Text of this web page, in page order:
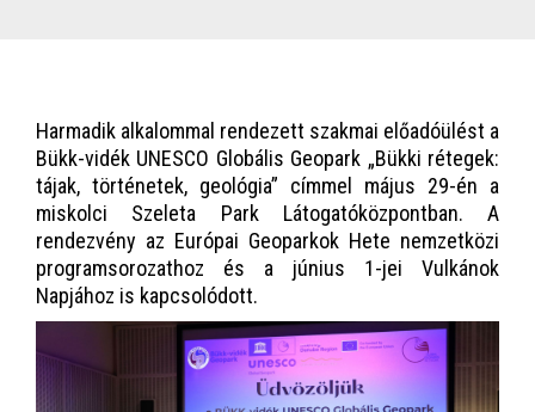
Harmadik alkalommal rendezett szakmai előadóülést a
Bükk-vidék UNESCO Globális Geopark „Bükki rétegek:
tájak, történetek, geológia” címmel május 29-én a
miskolci Szeleta Park Látogatóközpontban. A
rendezvény az Európai Geoparkok Hete nemzetközi
programsorozathoz és a június 1-jei Vulkánok
Napjához is kapcsolódott.